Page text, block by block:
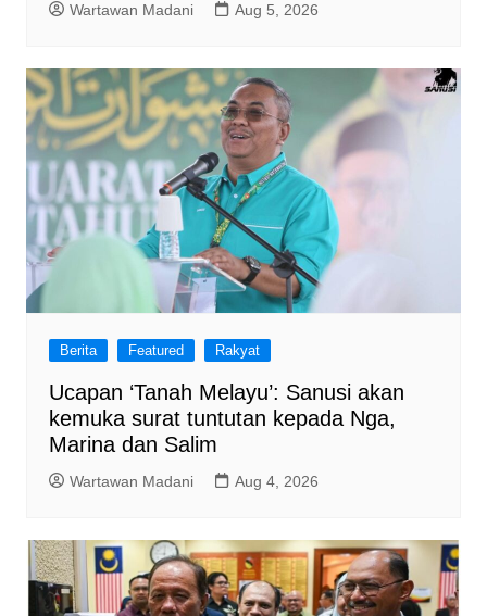
Wartawan Madani Aug 5, 2026
Berita Featured Rakyat
Ucapan ‘Tanah Melayu’: Sanusi akan
kemuka surat tuntutan kepada Nga,
Marina dan Salim
Wartawan Madani Aug 4, 2026